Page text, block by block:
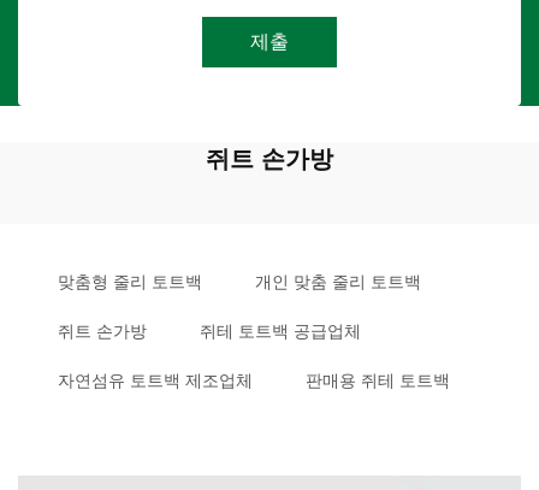
제출
쥐트 손가방
맞춤형 줄리 토트백 개인 맞춤 줄리 토트백
쥐트 손가방 쥐테 토트백 공급업체
자연섬유 토트백 제조업체 판매용 쥐테 토트백